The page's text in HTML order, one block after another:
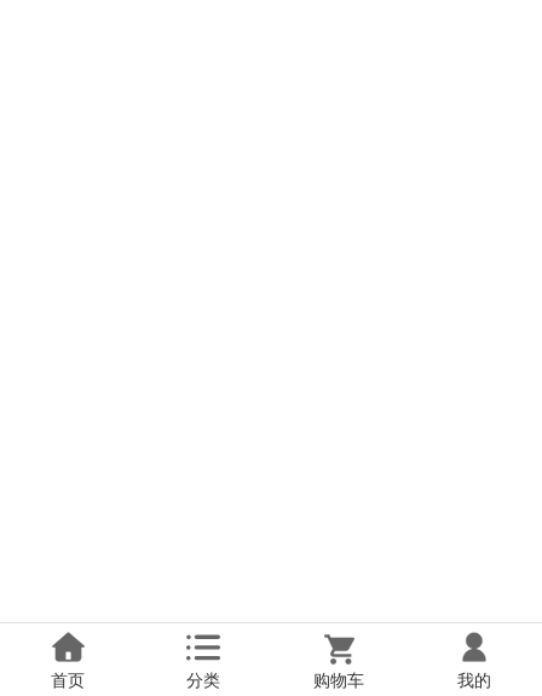
首页 分类 购物车 我的